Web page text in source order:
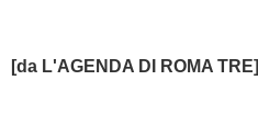
[da L'AGENDA DI ROMA TRE]